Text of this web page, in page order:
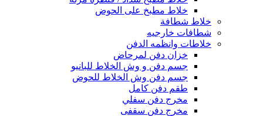
خلاط مطبخ على الحوض
خلاط شطافة
شطافات خارجيه
خلاطات وانظمه الدفن
خزان دفن لمرحاض
جسم دفن و وش الخلاط للبانيو
جسم دفن وش الخلاط للحوض
طقم دفن كامل
مخرج دفن سفلي
مخرج دفن سقفى